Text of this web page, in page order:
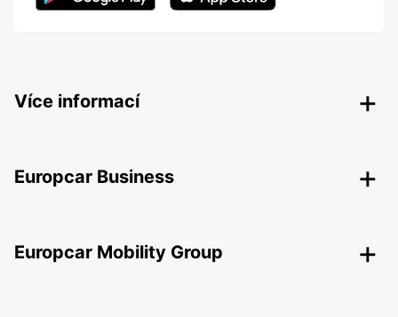
Více informací
Europcar Business
Europcar Mobility Group